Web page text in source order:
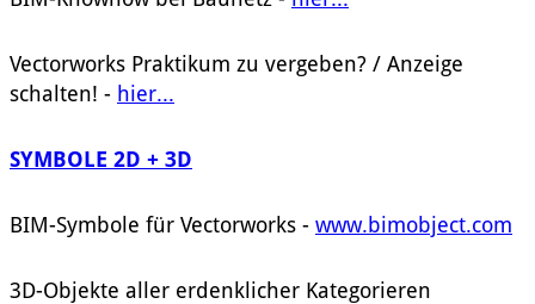
Vectorworks Praktikum zu vergeben? / Anzeige
schalten! - hier...
SYMBOLE 2D + 3D
BIM-Symbole für Vectorworks - www.bimobject.com
3D-Objekte aller erdenklicher Kategorieren